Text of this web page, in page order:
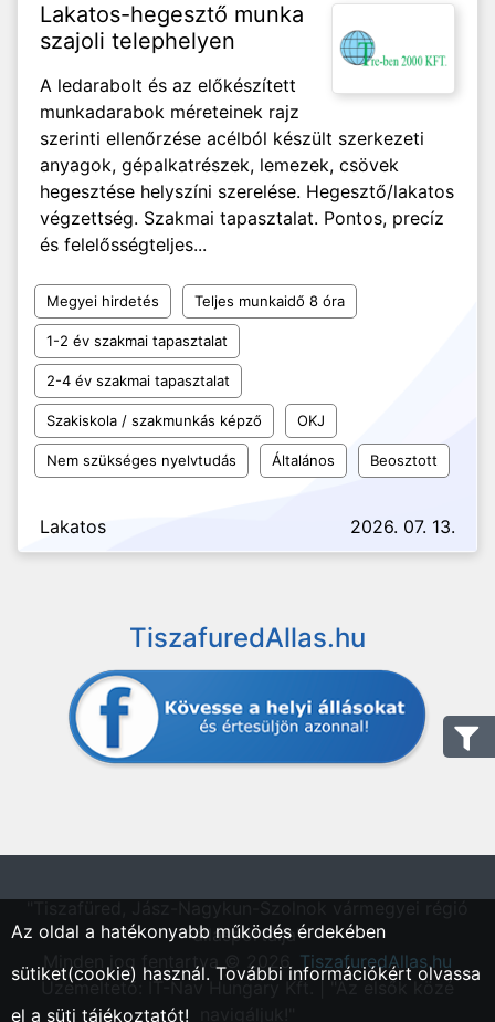
Lakatos-hegesztő munka
szajoli telephelyen
A ledarabolt és az előkészített
munkadarabok méreteinek rajz
szerinti ellenőrzése acélból készült szerkezeti
anyagok, gépalkatrészek, lemezek, csövek
hegesztése helyszíni szerelése. Hegesztő/lakatos
végzettség. Szakmai tapasztalat. Pontos, precíz
és felelősségteljes...
Megyei hirdetés Teljes munkaidő 8 óra
1-2 év szakmai tapasztalat
2-4 év szakmai tapasztalat
Szakiskola / szakmunkás képző OKJ
Nem szükséges nyelvtudás Általános Beosztott
Lakatos 2026. 07. 13.
TiszafuredAllas.hu
állásportálja"
Minden jog fentartva © 2026. TiszafuredAllas.hu
Üzemeltető: IT-Nav Hungary Kft. | "Az elsők közé
Az oldal a hatékonyabb működés érdekében
sütiket(cookie) használ. További információkért olvassa
el a süti tájékoztatót!